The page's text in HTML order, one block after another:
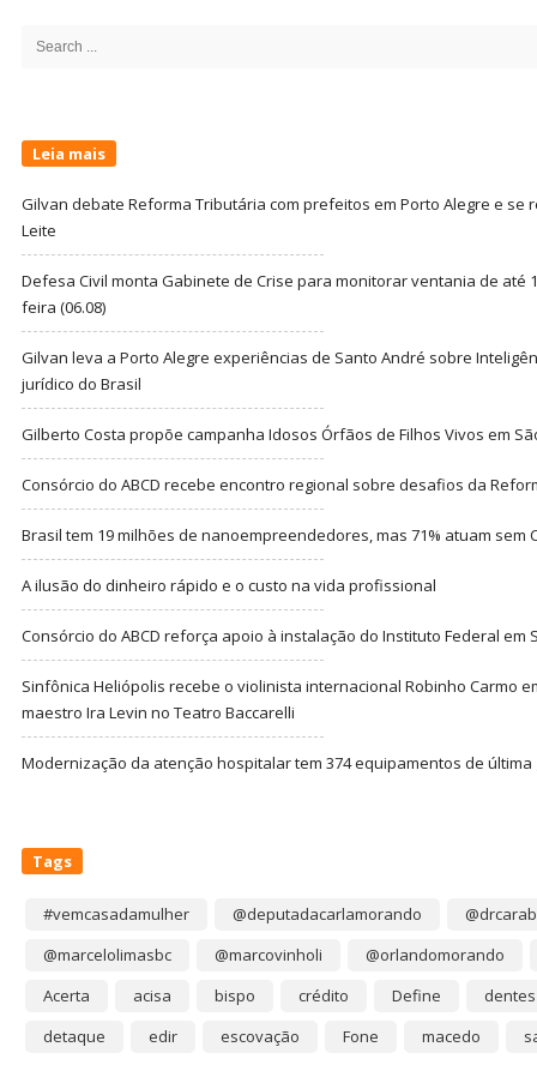
Search
Leia mais
Gilvan debate Reforma Tributária com prefeitos em Porto Alegre e se
Leite
Defesa Civil monta Gabinete de Crise para monitorar ventania de até
feira (06.08)
Gilvan leva a Porto Alegre experiências de Santo André sobre
jurídico do Brasil
Gilberto Costa propõe campanha Idosos Órfãos de Filhos Vivos em
Consórcio do ABCD recebe encontro regional sobre desafios da
Brasil tem 19 milhões de nanoempreendedores, mas 71% atuam sem
A ilusão do dinheiro rápido e o custo na vida profissional
Consórcio do ABCD reforça apoio à instalação do Instituto Federal em
Sinfônica Heliópolis recebe o violinista internacional Robinho Carmo
maestro Ira Levin no Teatro Baccarelli
Modernização da atenção hospitalar tem 374 equipamentos de última
Tags
#vemcasadamulher @deputadacarlamorando
@marcelolimasbc
@marcovinholi
@orlandomorando
Acerta
acisa bispo crédito Define
dentes
detaque
edir escovação Fone macedo